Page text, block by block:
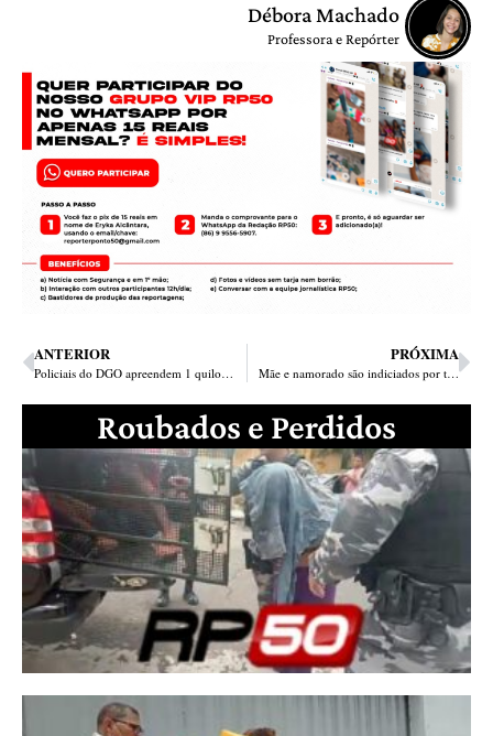
Débora Machado
Professora e Repórter
ANTERIOR
Policiais do DGO apreendem 1 quilo de cocaína no Monte Castelo em Teresina
PRÓXIMA
Mãe e namorado são indiciados por torturar menores em Simplício Mendes
Roubados e Perdidos